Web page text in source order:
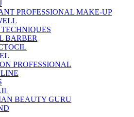
PROFESSIONAL MAKE-UP
BARBER
PROFESSIONAL
BEAUTY GURU